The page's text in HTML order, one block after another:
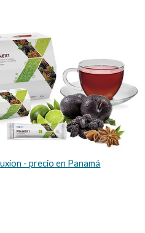
- precio en Panamá